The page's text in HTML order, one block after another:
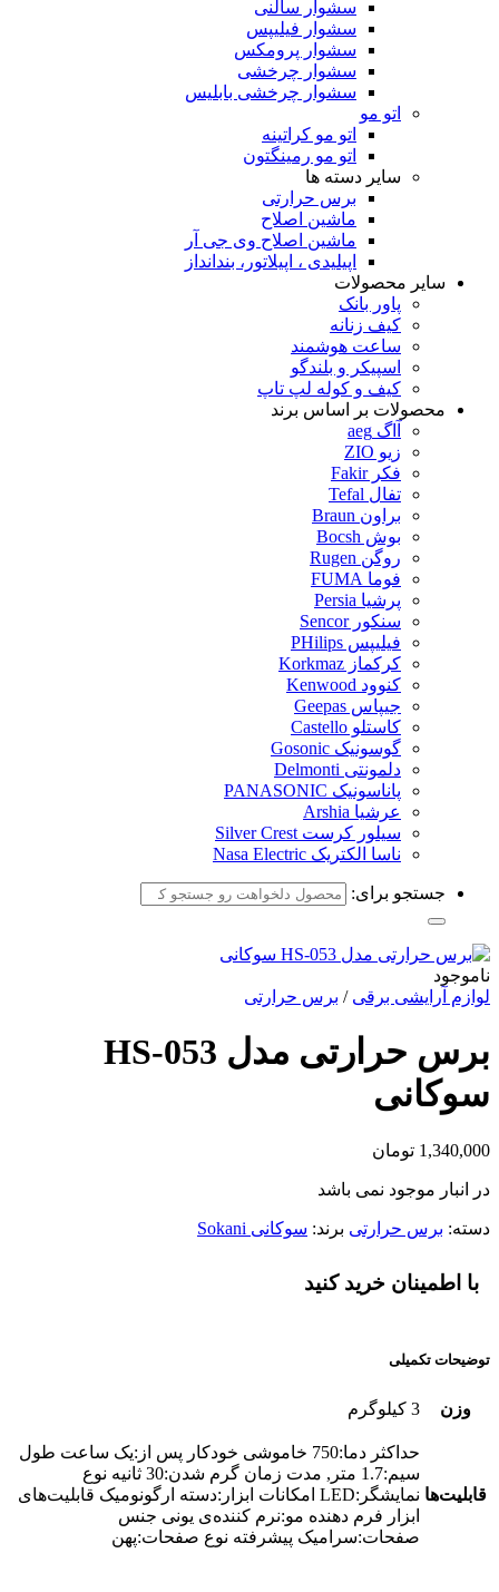
سشوار سالنی
سشوار فیلیپس
سشوار پرومکس
سشوار چرخشی
سشوار چرخشی بابلیس
اتو مو
اتو مو کراتینه
اتو مو رمینگتون
سایر دسته ها
برس حرارتی
ماشین اصلاح
ماشین اصلاح وی جی آر
اپیلیدی ، اپیلاتور، بندانداز
سایر محصولات
پاور بانک
کیف زنانه
ساعت هوشمند
اسپیکر و بلندگو
کیف و کوله لپ تاپ
محصولات بر اساس برند
آاگ aeg
زیو ZIO
فکر Fakir
تفال Tefal
براون Braun
بوش Bocsh
روگن Rugen
فوما FUMA
پرشیا Persia
سنکور Sencor
فیلیپس PHilips
کرکماز Korkmaz
کنوود Kenwood
جیپاس Geepas
کاستلو Castello
گوسونیک Gosonic
دلمونتی Delmonti
پاناسونیک PANASONIC
عرشیا Arshia
سیلور کرست Silver Crest
ناسا الکتریک Nasa Electric
جستجو برای:
ناموجود
لوازم آرایشی برقی / برس حرارتی
برس حرارتی مدل HS-053
سوکانی
1,340,000 تومان
در انبار موجود نمی باشد
دسته: برس حرارتی برند: سوکانی Sokani
با اطمینان خرید کنید
توضیحات تکمیلی
وزن 3 کیلوگرم
قابلیت‌ها
حداکثر دما:750 خاموشی خودکار پس از:یک ساعت طول
سیم:1.7 متر, مدت زمان گرم شدن:30 ثانیه نوع
نمایشگر:LED امکانات ابزار:دسته ارگونومیک قابلیت‌های
ابزار فرم دهنده مو:نرم کننده‌ی یونی جنس
صفحات:سرامیک پیشرفته نوع صفحات:پهن